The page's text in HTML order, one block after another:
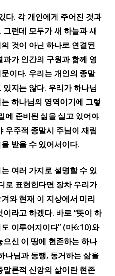
다. 각 개인에게 주어진 것과
런데 모두가 새 하늘과 새
것이 아닌 하나로 연결된
가 인간의 구원과 함께 영
이다. 우리는 개인의 종말
지는 않다. 우리가 하나님
하나님의 영역이기에 그렇
에 준비된 삶을 살고 있어야
우주적 종말시 주님이 재림
받을 수 있어서이다.
여러 가지로 설명할 수 있
로 표현한다면 장차 우리가
와 현재 이 지상에서 미리
라고 하겠다. 바로 “뜻이 하
이루어지이다” (마6:10)와
신 이 땅에 현존하는 하나
나님과 동행, 동거하는 삶을
론적 신앙의 삶이란 현존